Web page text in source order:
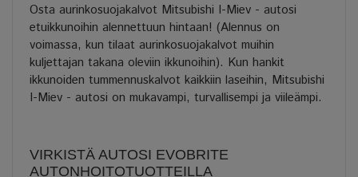
Osta aurinkosuojakalvot Mitsubishi I-Miev - autosi
etuikkunoihin alennettuun hintaan! (Alennus on
voimassa, kun tilaat aurinkosuojakalvot muihin
kuljettajan takana oleviin ikkunoihin). Kun hankit
ikkunoiden tummennuskalvot kaikkiin laseihin, Mitsubishi
I-Miev - autosi on mukavampi, turvallisempi ja viileämpi.
VIRKISTÄ AUTOSI EVOBRITE
AUTONHOITOTUOTTEILLA